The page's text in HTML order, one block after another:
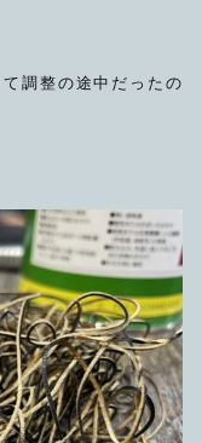
調整の途中だったの